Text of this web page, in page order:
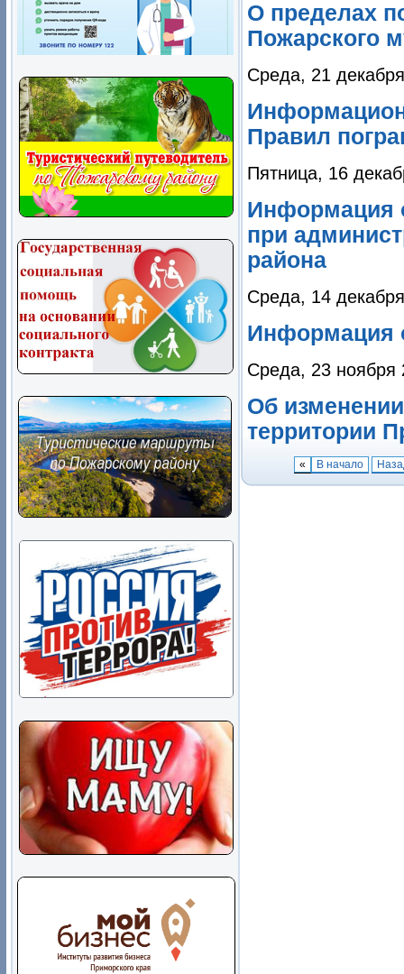
О пределах
Пожарского
Среда, 21
Правил
Пятница, 16
Информация
при
района
Среда, 14
Информация
Среда, 23 ноября
Об
территории
« В начало